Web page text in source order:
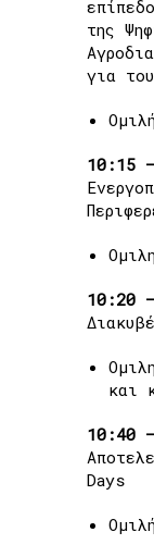
της
για
10:15
10:20
και
10:40
Days